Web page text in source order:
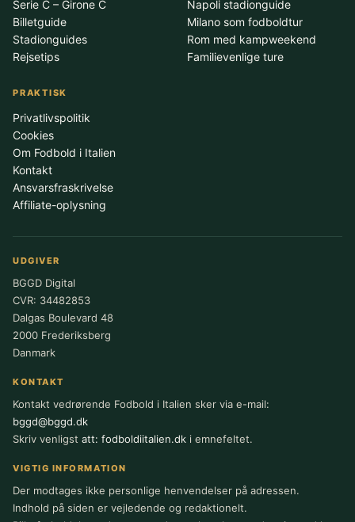
Serie C – Girone C
Billetguide
Stadionguides
Rejsetips
Napoli stadionguide
Milano som fodboldtur
Rom med kampweekend
Familievenlige ture
PRAKTISK
Privatlivspolitik
Cookies
Om Fodbold i Italien
Kontakt
Ansvarsfraskrivelse
Affiliate-oplysning
UDGIVER
BGGD Digital
CVR: 34482853
Dalgas Boulevard 48
2000 Frederiksberg
Danmark
KONTAKT
Kontakt vedrørende Fodbold i Italien sker via e-mail:
bggd@bggd.dk
Skriv venligst att: fodboldiitalien.dk i emnefeltet.
VIGTIG INFORMATION
Der modtages ikke personlige henvendelser på adressen.
Indhold på siden er vejledende og redaktionelt.